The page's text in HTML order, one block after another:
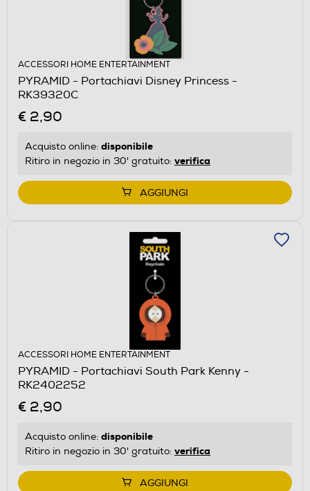
ACCESSORI HOME ENTERTAINMENT
PYRAMID - Portachiavi Disney Princess -
RK39320C
€ 2,90
Acquisto online: disponibile
Ritiro in negozio in 30' gratuito: verifica
AGGIUNGI
ACCESSORI HOME ENTERTAINMENT
PYRAMID - Portachiavi South Park Kenny -
RK2402252
€ 2,90
Acquisto online: disponibile
Ritiro in negozio in 30' gratuito: verifica
AGGIUNGI